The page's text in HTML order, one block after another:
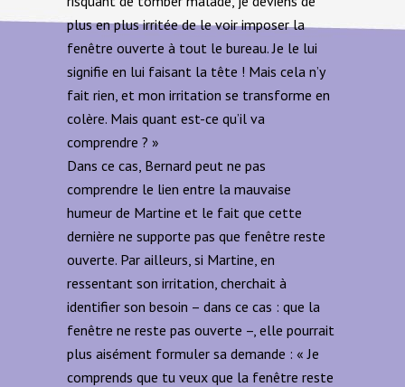
plus en plus irritée de le voir imposer la
fenêtre ouverte à tout le bureau. Je le lui
signifie en lui faisant la tête ! Mais cela n’y
fait rien, et mon irritation se transforme en
colère. Mais quant est-ce qu’il va
comprendre ? »
Dans ce cas, Bernard peut ne pas
comprendre le lien entre la mauvaise
humeur de Martine et le fait que cette
dernière ne supporte pas que fenêtre reste
ouverte. Par ailleurs, si Martine, en
ressentant son irritation, cherchait à
identifier son besoin – dans ce cas : que la
fenêtre ne reste pas ouverte –, elle pourrait
plus aisément formuler sa demande : « Je
comprends que tu veux que la fenêtre reste